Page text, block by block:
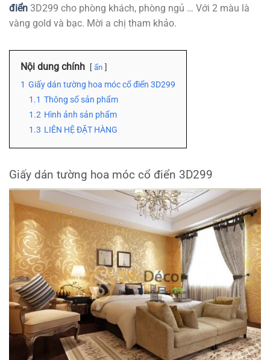
điển 3D299 cho phòng khách, phòng ngủ … Với 2 màu là
vàng gold và bạc. Mời a chị tham khảo.
Nội dung chính ẩn
1 Giấy dán tường hoa móc cổ điển 3D299
1.1 Thông số sản phẩm
1.2 Hình ảnh sản phẩm
1.3 LIÊN HỆ ĐẶT HÀNG
Giấy dán tường hoa móc cổ điển 3D299